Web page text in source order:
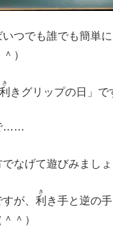
つでも誰でも簡単
）
利
き
きグリップの日」で
……
なげて遊びみましょ
が、 利
き
き手と逆の
＾）